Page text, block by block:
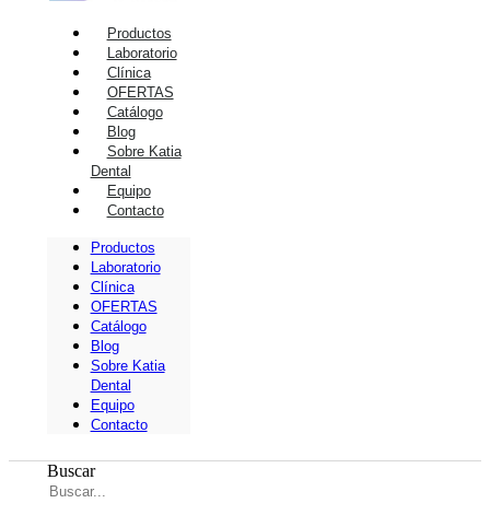
Productos
Laboratorio
Clínica
OFERTAS
Catálogo
Blog
Sobre Katia
Dental
Equipo
Contacto
Productos
Laboratorio
Clínica
OFERTAS
Catálogo
Blog
Sobre Katia
Dental
Equipo
Contacto
Buscar